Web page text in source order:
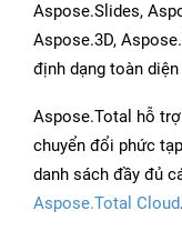
Aspose.Slides,
Aspose.3D,
định dạng toàn
Aspose.Total hỗ
chuyển đổi phức
danh sách đầy đủ
Aspose.Total Cloud.